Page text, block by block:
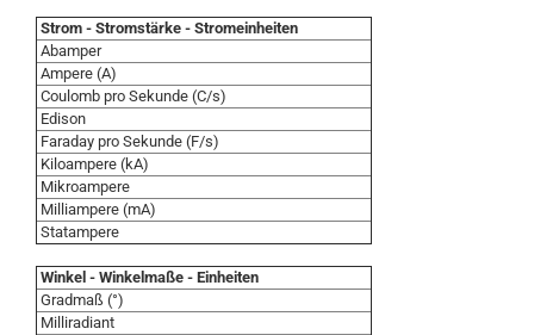
Strom - Stromstärke - Stromeinheiten
Abamper
Ampere (A)
Coulomb pro Sekunde (C/s)
Edison
Faraday pro Sekunde (F/s)
Kiloampere (kA)
Mikroampere
Milliampere (mA)
Statampere
Winkel - Winkelmaße - Einheiten
Gradmaß (°)
Milliradiant